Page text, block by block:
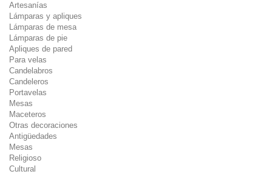
Artesanías
Lámparas y apliques
Lámparas de mesa
Lámparas de pie
Apliques de pared
Para velas
Candelabros
Candeleros
Portavelas
Mesas
Maceteros
Otras decoraciones
Antigüedades
Mesas
Religioso
Cultural